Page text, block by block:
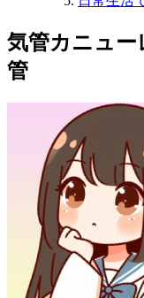
気管カニュー
管